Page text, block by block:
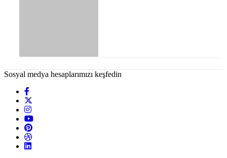
Sosyal medya hesaplarımızı keşfedin